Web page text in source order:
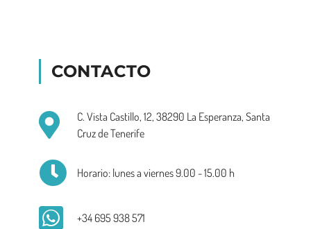
CONTACTO
C. Vista Castillo, 12, 38290 La Esperanza, Santa
Cruz de Tenerife
Horario: lunes a viernes 9.00 - 15.00 h
+34 695 938 571